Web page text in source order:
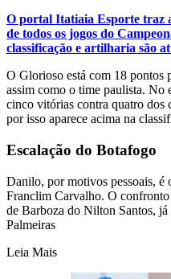
O portal Itatiaia Esporte traz
de todos os jogos do
classificação e artilharia são
O Glorioso está com 18 pontos
assim como o time paulista. No
cinco vitórias contra quatro dos
por isso aparece acima na
Escalação do Botafogo
Danilo, por motivos pessoais, é
Franclim Carvalho. O confronto
de Barboza do Nilton Santos, já
Palmeiras
Leia Mais